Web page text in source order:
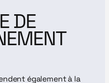
DE
également à la